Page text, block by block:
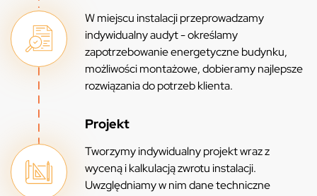
W miejscu instalacji przeprowadzamy
indywidualny audyt - określamy
zapotrzebowanie energetyczne budynku,
możliwości montażowe, dobieramy najlepsze
rozwiązania do potrzeb klienta.
Projekt
Tworzymy indywidualny projekt wraz z
wyceną i kalkulacją zwrotu instalacji.
Uwzględniamy w nim dane techniczne